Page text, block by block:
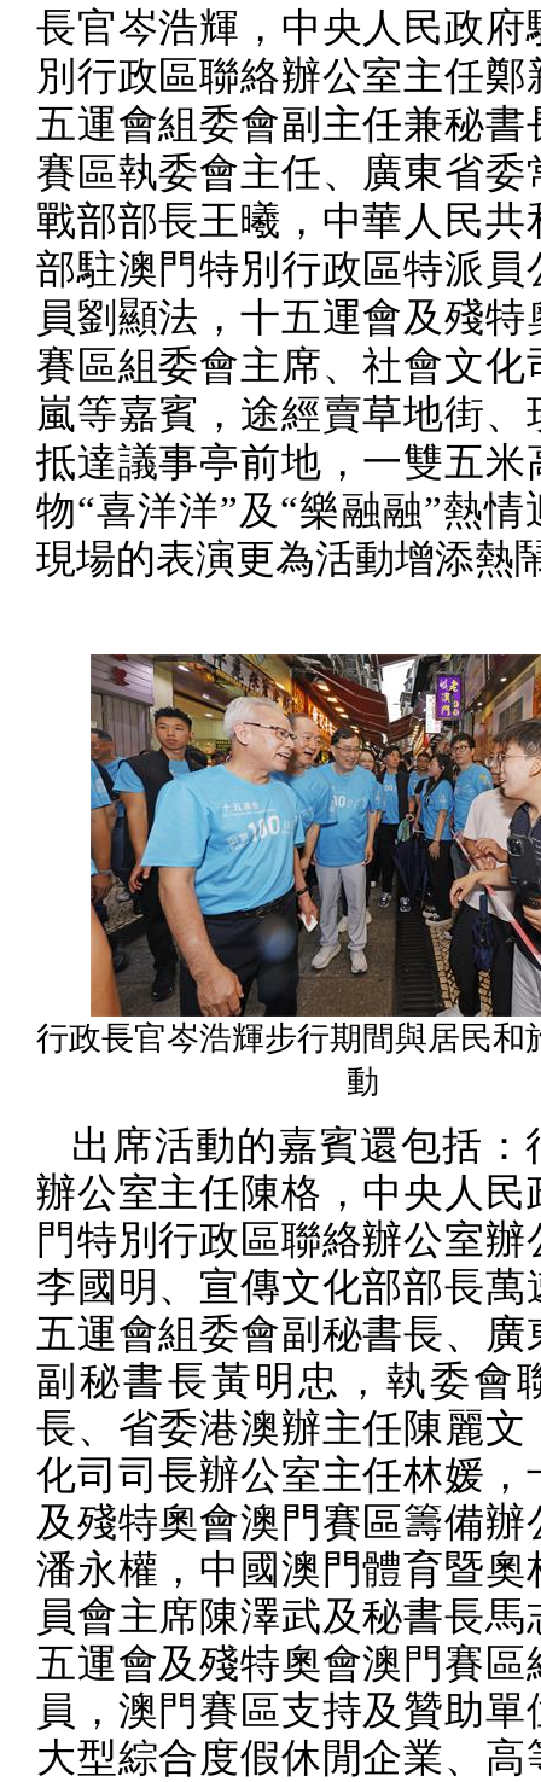
長官岑浩輝，中央人民政府
別行政區聯絡辦公室主任鄭
五運會組委會副主任兼秘書
賽區執委會主任、廣東省委
戰部部長王曦，中華人民共
部駐澳門特別行政區特派員
員劉顯法，十五運會及殘特
賽區組委會主席、社會文化
嵐等嘉賓，途經賣草地街、
抵達議事亭前地，一雙五米
物“喜洋洋”及“樂融融”熱情
現場的表演更為活動增添熱
行政長官岑浩輝步行期間與居民和
動
出席活動的嘉賓還包括：
辦公室主任陳格，中央人民
門特別行政區聯絡辦公室辦
李國明、宣傳文化部部長萬
五運會組委會副秘書長、廣
副秘書長黃明忠，執委會
長、省委港澳辦主任陳麗文
化司司長辦公室主任林媛，
及殘特奧會澳門賽區籌備辦
潘永權，中國澳門體育暨奧
員會主席陳澤武及秘書長馬
五運會及殘特奧會澳門賽區
員，澳門賽區支持及贊助單
大型綜合度假休閒企業、高